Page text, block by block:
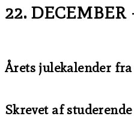
22. DECEMBER
Årets julekalender
Skrevet af